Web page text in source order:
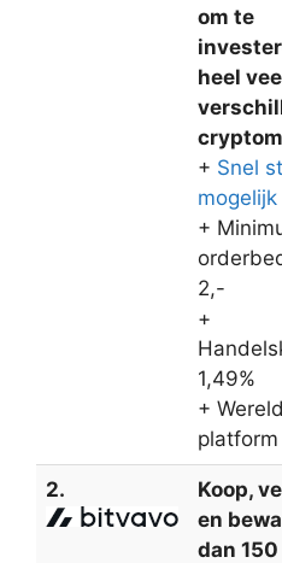
om te
heel
+ Snel
mogelijk
+
2,-
+
1,49%
+
platform
2.
Koop,
en
dan